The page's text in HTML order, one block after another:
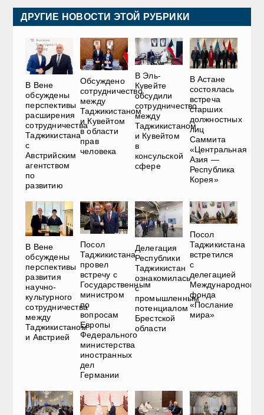
ДРУГИЕ НОВОСТИ ЭТОЙ РУБРИКИ
В Вене
обсуждены
перспективы
расширения
сотрудничества
Таджикистана
с
Австрийским
агентством
по
развитию
Обсуждено
сотрудничество
между
Таджикистаном
и Кувейтом
в области
прав
человека
В Эль-
Кувейте
обсудили
сотрудничество
между
Таджикистаном
и Кувейтом
в
консульской
сфере
В Астане
состоялась
встреча
старших
должностных
лиц
Саммита
«Центральная
Азия —
Республика
Корея»
В Вене
обсуждены
перспективы
развития
научно-
культурного
сотрудничества
между
Таджикистаном
и Австрией
Посол
Таджикистана
провел
встречу с
Государственным
министром
по
вопросам
Европы
Федерального
министерства
иностранных
дел
Германии
Делегация
Республики
Таджикистан
ознакомилась
с
промышленным
потенциалом
Брестской
области
Посол
Таджикистана
встретился
с
делегацией
Международного
фонда
«Послание
мира»